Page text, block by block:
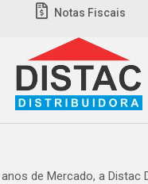
Notas Fiscais
de Mercado, a Distac